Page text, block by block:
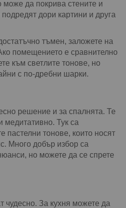
да покрива стените и
дори картини и друга
тъмен, заложете на
помещението е сравнително
към светлите тонове, но
с по-дребни шарки.
решение и за спалнята. Те
медитативно. Тук са
пастелни тонове, които носят
Много добър избор са
но можете да се спрете
чудесно. За кухня можете да